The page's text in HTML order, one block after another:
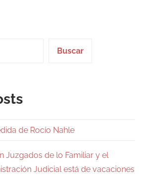
Buscar
de Rocío Nahle
Juzgados de lo Familiar y el
Judicial está de vacaciones